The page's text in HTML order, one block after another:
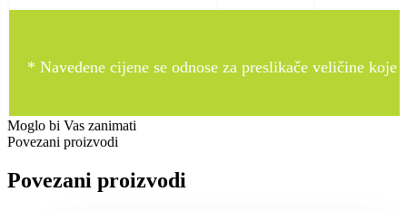
* Navedene cijene se odnose za preslikače veličine
Moglo bi Vas zanimati
Povezani proizvodi
Povezani proizvodi